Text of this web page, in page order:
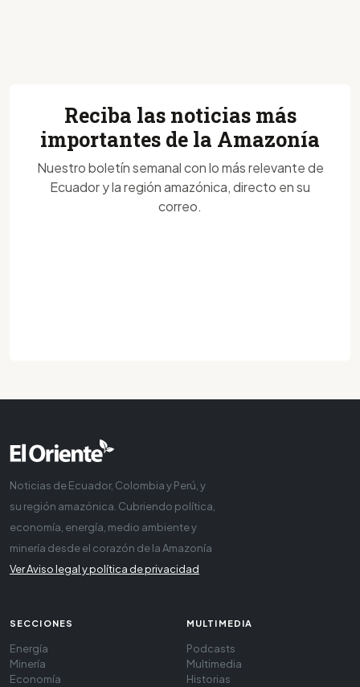
Reciba las noticias más
importantes de la Amazonía
Nuestro boletín semanal con lo más relevante de
Ecuador y la región amazónica, directo en su
correo.
Noticias de Ecuador, Colombia y Perú, y
su región amazónica. Cubriendo política,
economía, energía, medio ambiente y
minería desde el corazón de la Amazonía
Ver Aviso legal y política de privacidad
SECCIONES
Energía
Minería
Economía
MULTIMEDIA
Podcasts
Multimedia
Historias